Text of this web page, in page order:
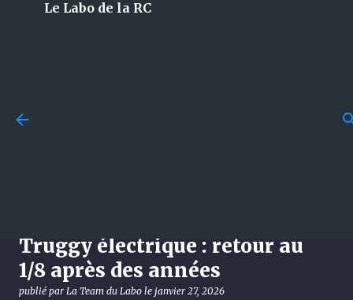
Le Labo de la RC
Truggy électrique : retour au
1/8 après des années
publié par La Team du Labo le janvier 27, 2026